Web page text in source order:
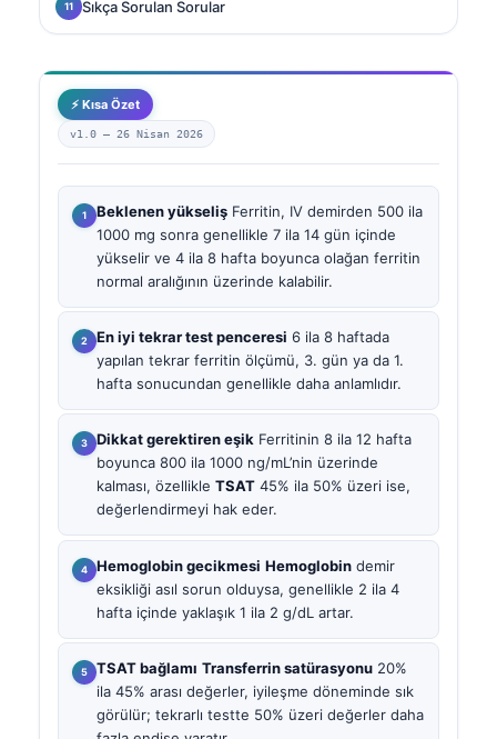
Sıkça Sorulan Sorular
⚡ Kısa Özet
v1.0 — 26 Nisan 2026
Beklenen yükseliş Ferritin, IV demirden 500 ila
1000 mg sonra genellikle 7 ila 14 gün içinde
yükselir ve 4 ila 8 hafta boyunca olağan ferritin
normal aralığının üzerinde kalabilir.
En iyi tekrar test penceresi 6 ila 8 haftada
yapılan tekrar ferritin ölçümü, 3. gün ya da 1.
hafta sonucundan genellikle daha anlamlıdır.
Dikkat gerektiren eşik Ferritinin 8 ila 12 hafta
boyunca 800 ila 1000 ng/mL’nin üzerinde
kalması, özellikle TSAT 45% ila 50% üzeri ise,
değerlendirmeyi hak eder.
Hemoglobin gecikmesi Hemoglobin demir
eksikliği asıl sorun olduysa, genellikle 2 ila 4
hafta içinde yaklaşık 1 ila 2 g/dL artar.
TSAT bağlamı Transferrin satürasyonu 20%
ila 45% arası değerler, iyileşme döneminde sık
görülür; tekrarlı testte 50% üzeri değerler daha